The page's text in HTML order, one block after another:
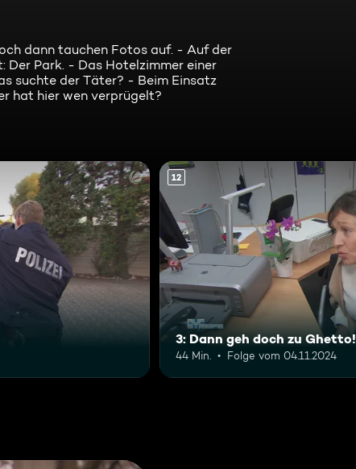
dann tauchen Fotos auf. - Auf der
Park. - Das Hotelzimmer einer
suchte der Täter? - Beim Einsatz
hat hier wen verprügelt?
12
3: Dann geh doch zu Ghetto!
44 Min. Folge vom 04.11.2024